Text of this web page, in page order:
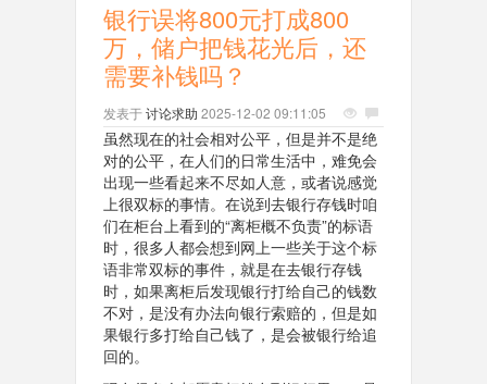
银行误将800元打成800
万，储户把钱花光后，还
需要补钱吗？
发表于讨论求助 2025-12-02 09:11:05
虽然现在的社会相对公平，但是并不是绝
对的公平，在人们的日常生活中，难免会
出现一些看起来不尽如人意，或者说感觉
上很双标的事情。在说到去银行存钱时咱
们在柜台上看到的“离柜概不负责”的标语
时，很多人都会想到网上一些关于这个标
语非常双标的事件，就是在去银行存钱
时，如果离柜后发现银行打给自己的钱数
不对，是没有办法向银行索赔的，但是如
果银行多打给自己钱了，是会被银行给追
回的。